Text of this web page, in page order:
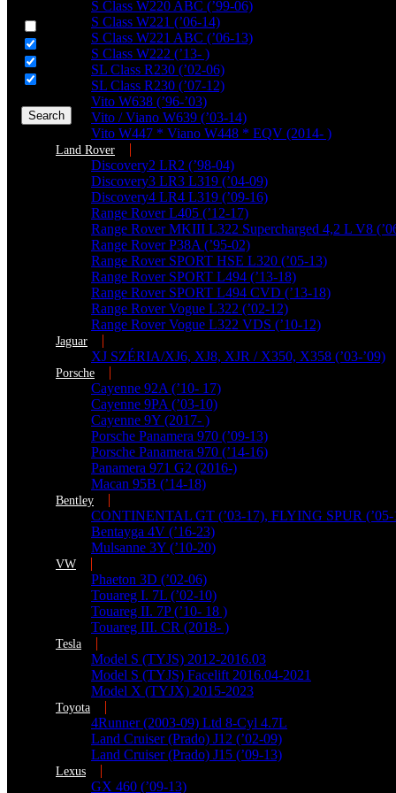
Generic filters
Hidden label
Hidden label
Hidden label
Hidden label
Search
S Class W220 ABC (’99-06)
S Class W221 (’06-14)
S Class W221 ABC (’06-13)
S Class W222 (’13- )
SL Class R230 (’02-06)
SL Class R230 (’07-12)
Vito W638 (’96-’03)
Vito / Viano W639 (’03-14)
Vito W447 * Viano W448 * EQV (2014- )
Land Rover
Discovery2 LR2 (’98-04)
Discovery3 LR3 L319 (’04-09)
Discovery4 LR4 L319 (’09-16)
Range Rover L405 (’12-17)
Range Rover MKIII L322 Supercharged 4,2 L V8
Range Rover P38A (’95-02)
Range Rover SPORT HSE L320 (’05-13)
Range Rover SPORT L494 (’13-18)
Range Rover SPORT L494 CVD (’13-18)
Range Rover Vogue L322 (’02-12)
Range Rover Vogue L322 VDS (’10-12)
Jaguar
XJ SZÉRIA/XJ6, XJ8, XJR / X350, X358 (’03-’09)
Porsche
Cayenne 92A (’10- 17)
Cayenne 9PA (’03-10)
Cayenne 9Y (2017- )
Porsche Panamera 970 (’09-13)
Porsche Panamera 970 (’14-16)
Panamera 971 G2 (2016-)
Macan 95B (’14-18)
Bentley
CONTINENTAL GT (’03-17), FLYING SPUR (’05-
Bentayga 4V (’16-23)
Mulsanne 3Y (’10-20)
VW
Phaeton 3D (’02-06)
Touareg I. 7L (’02-10)
Touareg II. 7P (’10- 18 )
Touareg III. CR (2018- )
Tesla
Model S (TYJS) 2012-2016.03
Model S (TYJS) Facelift 2016.04-2021
Model X (TYJX) 2015-2023
Toyota
4Runner (2003-09) Ltd 8-Cyl 4.7L
Land Cruiser (Prado) J12 (’02-09)
Land Cruiser (Prado) J15 (’09-13)
Lexus
GX 460 (’09-13)